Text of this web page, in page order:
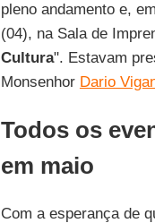
pleno andamento e,
(04), na Sala de
Cultura". Estavam
Monsenhor Dario
Todos os
em maio
Com a esperança de